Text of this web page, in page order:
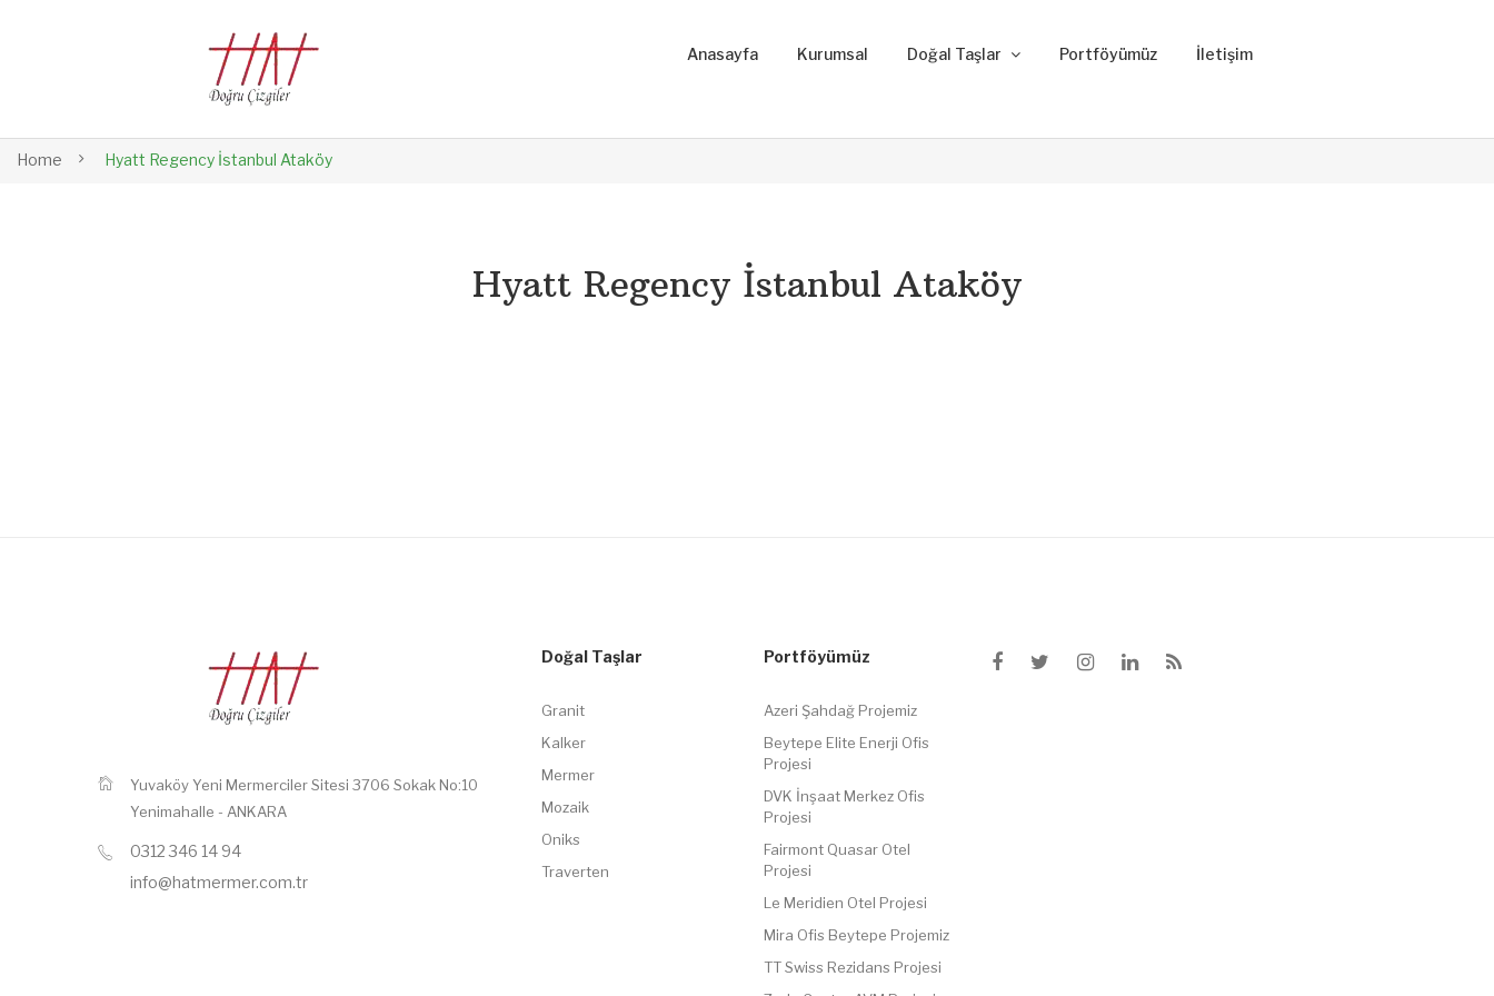
Anasayfa Kurumsal Doğal Taşlar Portföyümüz İletişim
Home Hyatt Regency İstanbul Ataköy
Hyatt Regency İstanbul Ataköy
Yuvaköy Yeni Mermerciler Sitesi 3706 Sokak No:10
Yenimahalle - ANKARA
0312 346 14 94
info@hatmermer.com.tr
Doğal Taşlar
Granit
Kalker
Mermer
Mozaik
Oniks
Traverten
Portföyümüz
Azeri Şahdağ Projemiz
Beytepe Elite Enerji Ofis
Projesi
DVK İnşaat Merkez Ofis
Projesi
Fairmont Quasar Otel
Projesi
Le Meridien Otel Projesi
Mira Ofis Beytepe Projemiz
TT Swiss Rezidans Projesi